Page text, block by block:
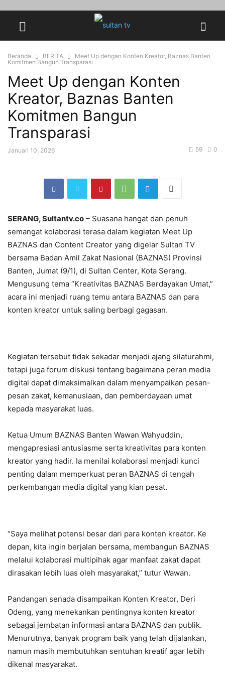
Beranda BERITA
Meet Up dengan Konten Kreator, Baznas Banten
Komitmen Bangun Transparasi
Meet Up dengan Konten
Kreator, Baznas Banten
Komitmen Bangun
Transparasi
Januari 10, 2026 0
59
SERANG, Sultantv.co – Suasana hangat dan penuh
semangat kolaborasi terasa dalam kegiatan Meet Up
BAZNAS dan Content Creator yang digelar Sultan TV
bersama Badan Amil Zakat Nasional (BAZNAS) Provinsi
Banten, Jumat (9/1), di Sultan Center, Kota Serang.
Mengusung tema “Kreativitas BAZNAS Berdayakan Umat,”
acara ini menjadi ruang temu antara BAZNAS dan para
konten kreator untuk saling berbagi gagasan.
Kegiatan tersebut tidak sekadar menjadi ajang silaturahmi,
tetapi juga forum diskusi tentang bagaimana peran media
digital dapat dimaksimalkan dalam menyampaikan pesan-
pesan zakat, kemanusiaan, dan pemberdayaan umat
kepada masyarakat luas.
Ketua Umum BAZNAS Banten Wawan Wahyuddin,
mengapresiasi antusiasme serta kreativitas para konten
kreator yang hadir. Ia menilai kolaborasi menjadi kunci
penting dalam memperkuat peran BAZNAS di tengah
perkembangan media digital yang kian pesat.
“Saya melihat potensi besar dari para konten kreator. Ke
depan, kita ingin berjalan bersama, membangun BAZNAS
melalui kolaborasi multipihak agar manfaat zakat dapat
dirasakan lebih luas oleh masyarakat,” tutur Wawan.
Pandangan senada disampaikan Konten Kreator, Deri
Odeng, yang menekankan pentingnya konten kreator
sebagai jembatan informasi antara BAZNAS dan publik.
Menurutnya, banyak program baik yang telah dijalankan,
namun masih membutuhkan sentuhan kreatif agar lebih
dikenal masyarakat.